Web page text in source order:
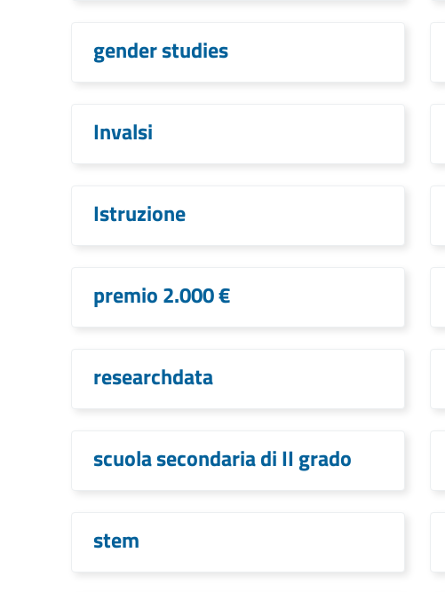
gender studies
Invalsi
Istruzione
premio 2.000 €
researchdata
scuola secondaria di II grado
stem